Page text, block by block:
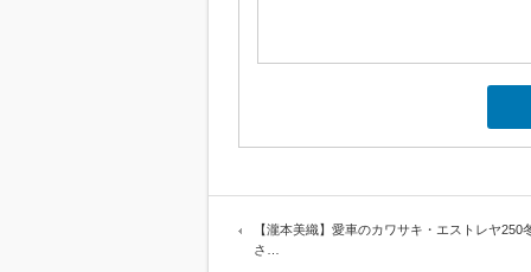
【瀧本美織】愛車のカワサキ・エストレヤ250
さ…